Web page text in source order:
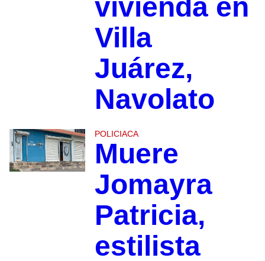
vivienda en
Villa
Juárez,
Navolato
POLICIACA
Muere
Jomayra
Patricia,
estilista